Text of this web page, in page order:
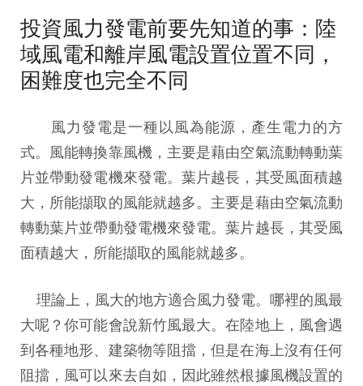
投資風力發電前要先知道的事：陸
域風電和離岸風電設置位置不同，
困難度也完全不同
風力發電是一種以風為能源，產生電力的方
式。風能轉換靠風機，主要是藉由空氣流動轉動葉
片並帶動發電機來發電。葉片越長，其受風面積越
大，所能擷取的風能就越多。主要是藉由空氣流動
轉動葉片並帶動發電機來發電。葉片越長，其受風
面積越大，所能擷取的風能就越多。
理論上，風大的地方適合風力發電。哪裡的風最
大呢？你可能會說新竹風最大。在陸地上，風會遇
到各種地形、建築物等阻擋，但是在海上沒有任何
阻擋，風可以來去自如，因此雖然根據風機設置的